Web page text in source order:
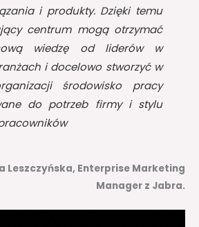
i produkty. Dzięki temu
centrum mogą otrzymać
wiedzę od liderów w
i docelowo stworzyć w
środowisko pracy
do potrzeb firmy i stylu
Leszczyńska, Enterprise Marketing
Manager z Jabra.